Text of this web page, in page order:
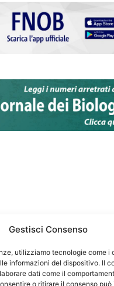
Gestisci Consenso
utilizziamo tecnologie come i
informazioni del dispositivo. Il
dati come il
o ritirare il consenso